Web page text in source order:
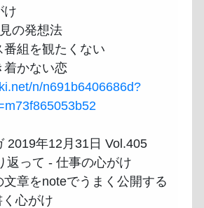
け
の発想法
番組を観たくない
n/n691b6406686d?
年12月31日 Vol.405
返って - 仕事の心がけ
文章をnoteでうまく公開する
心がけ